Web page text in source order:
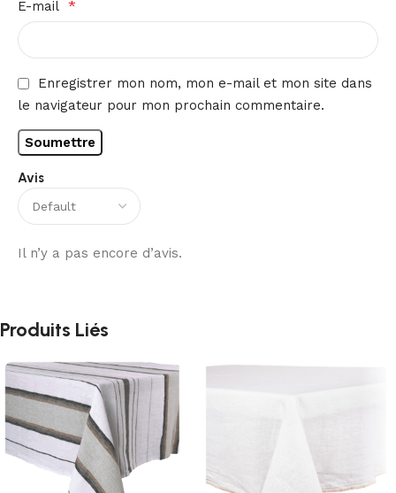
Avis
Il n’y a pas encore d’avis.
E-mail *
Enregistrer mon nom, mon e-mail et mon site dans
le navigateur pour mon prochain commentaire.
Produits Liés